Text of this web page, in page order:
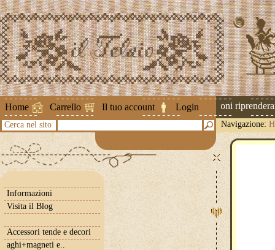
Home Carrello Il tuo account Login
Attenzione ! Le spedizioni
Cerca nel sito Navigazione:
Informazioni
Visita il Blog
Accessori tende e decori
aghi+magneti e..